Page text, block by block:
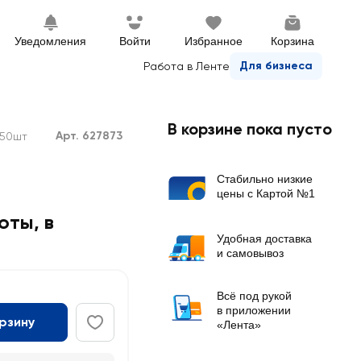
Уведомления Войти Избранное Корзина
Работа в Ленте Для бизнеса
Арт. 627873
в
В корзине пока пусто
Стабильно низкие
цены с Картой №1
Удобная доставка
и самовывоз
Всё под рукой
в приложении
«Лента»